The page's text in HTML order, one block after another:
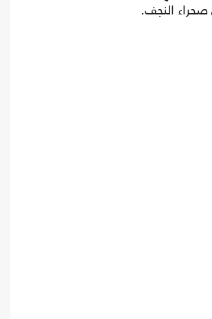
صحراء النجف.